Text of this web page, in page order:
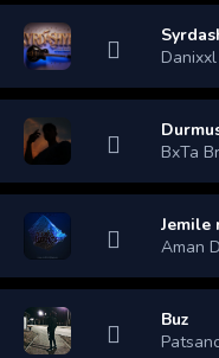
BxTa
Jemile
Aman
Buz